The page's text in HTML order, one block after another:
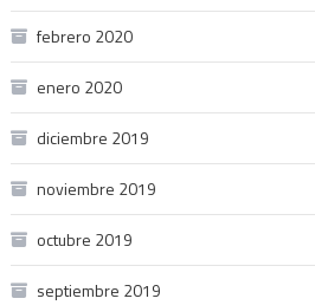
febrero 2020
enero 2020
diciembre 2019
noviembre 2019
octubre 2019
septiembre 2019